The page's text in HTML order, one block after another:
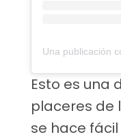
Esto es una
placeres de
se hace